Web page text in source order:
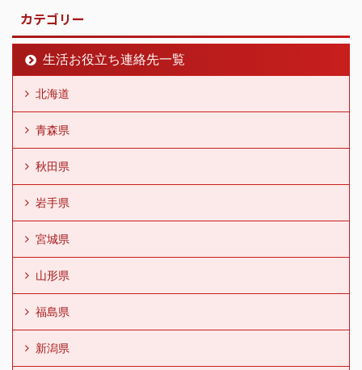
カテゴリー
生活お役立ち連絡先一覧
北海道
青森県
秋田県
岩手県
宮城県
山形県
福島県
新潟県